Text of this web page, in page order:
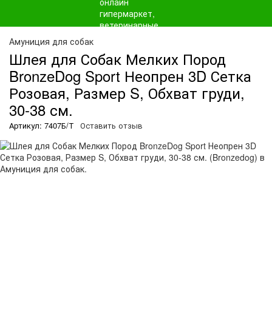
Амуниция для собак
Шлея для Собак Мелких Пород
BronzeDog Sport Неопрен 3D Сетка
Розовая, Размер S, Обхват груди,
30-38 см.
Артикул: 7407Б/Т Оставить отзыв